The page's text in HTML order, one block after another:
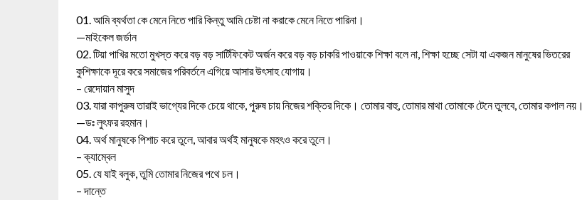
01. আমি ব্যর্থতা কে মেনে নিতে পারি কিন্তু আমি চেষ্টা না করাকে মেনে নিতে পারিনা।
—মাইকেল জর্ডান
02. টিয়া পাখির মতো মুখস্ত করে বড় বড় সার্টিফিকেট অর্জন করে বড় বড় চাকরি পাওয়াকে শিক্ষা বলে না, শিক্ষা হচ্ছে সেটা যা একজন মানুষের ভিতরের
কুশিক্ষাকে দূরে করে সমাজের পরিবর্তনে এগিয়ে আসার উৎসাহ যোগায়।
– রেদোয়ান মাসুদ
03. যারা কাপুরুষ তারাই ভাগ্যের দিকে চেয়ে থাকে, পুরুষ চায় নিজের শক্তির দিকে। তোমার বাহু, তোমার মাথা তোমাকে টেনে তুলবে, তোমার কপাল নয়।
—ডঃ লুৎফর রহমান।
04. অর্থ মানুষকে পিশাচ করে তুলে, আবার অর্থই মানুষকে মহৎও করে তুলে।
– ক্যাম্বেল
05. যে যাই বলুক, তুমি তোমার নিজের পথে চল।
– দান্তে